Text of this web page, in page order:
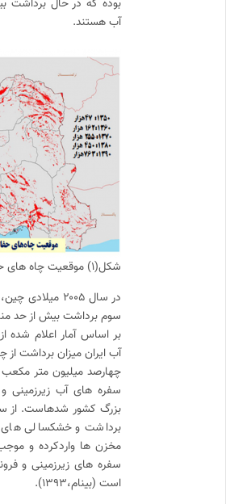
بوده که در حال برداشت
آب هستند.
شکل(۱) موقعیت چاه های حفاری شده در طی ۴ دهه
در سال ۲۰۰۵
سوم برداشت بیش از حد
بر اساس آمار اعلام
آب ایران میزان برداشت از
چهارصد میلیون متر
سفره های آب
بزرگ کشور شدهاست. از
برداشت و خشکسالی های
مخزن ها واردکرده و
سفره های زیرزمینی و
است (بینام،۱۳۹۳).